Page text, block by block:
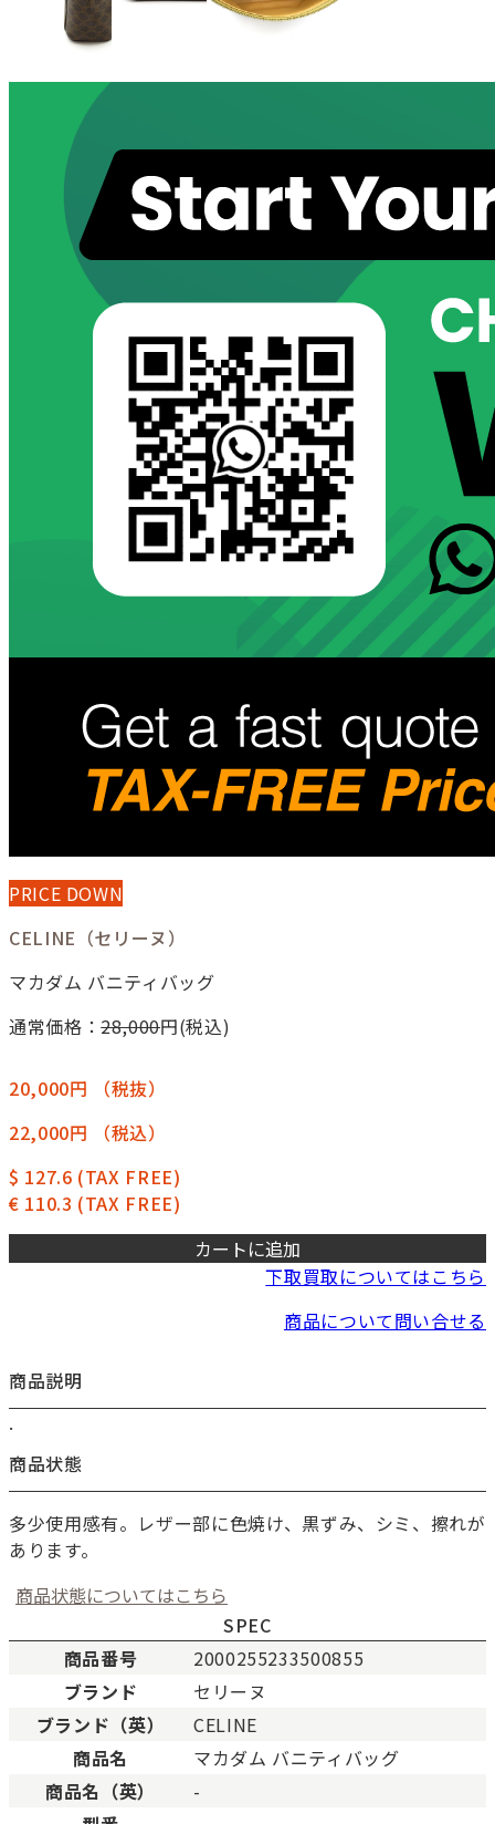
PRICE DOWN
CELINE（セリーヌ）
マカダム バニティバッグ
通常価格：28,000円(税込)
20,000円
（税抜）
22,000円
（税込）
$ 127.6 (TAX FREE)
€ 110.3 (TAX FREE)
カートに追加
下取買取についてはこちら
商品について問い合せる
商品説明
.
商品状態
多少使用感有。レザー部に色焼け、黒ずみ、シミ、擦れが
あります。
商品状態についてはこちら
未使用
SAランク未使用同様品。数回使用し
Aランク
SPEC
商品番号
2000255233500855
ブランド
セリーヌ
ブランド（英）
CELINE
商品名
マカダム バニティバッグ
商品名（英）
-